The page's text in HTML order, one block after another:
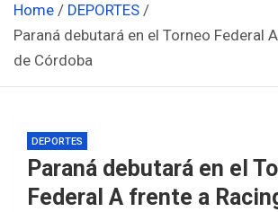
Home
DEPORTES
Paraná debutará en el Torneo Federal
de Córdoba
DEPORTES
Paraná debutará en el
Federal A frente a